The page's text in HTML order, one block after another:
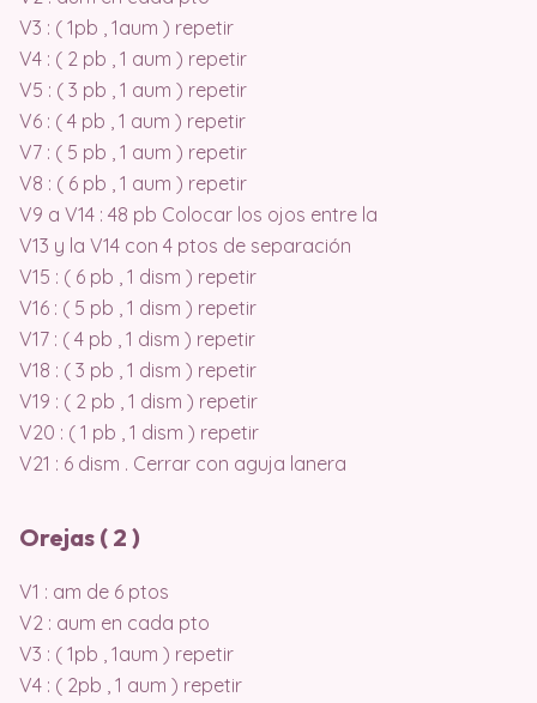
V3 : ( 1pb , 1aum ) repetir
V4 : ( 2 pb , 1 aum ) repetir
V5 : ( 3 pb , 1 aum ) repetir
V6 : ( 4 pb , 1 aum ) repetir
V7 : ( 5 pb , 1 aum ) repetir
V8 : ( 6 pb , 1 aum ) repetir
V9 a V14 : 48 pb Colocar los ojos entre la
V13 y la V14 con 4 ptos de separación
V15 : ( 6 pb , 1 dism ) repetir
V16 : ( 5 pb , 1 dism ) repetir
V17 : ( 4 pb , 1 dism ) repetir
V18 : ( 3 pb , 1 dism ) repetir
V19 : ( 2 pb , 1 dism ) repetir
V20 : ( 1 pb , 1 dism ) repetir
V21 : 6 dism . Cerrar con aguja lanera
Orejas ( 2 )
V1 : am de 6 ptos
V2 : aum en cada pto
V3 : ( 1pb , 1aum ) repetir
V4 : ( 2pb , 1 aum ) repetir